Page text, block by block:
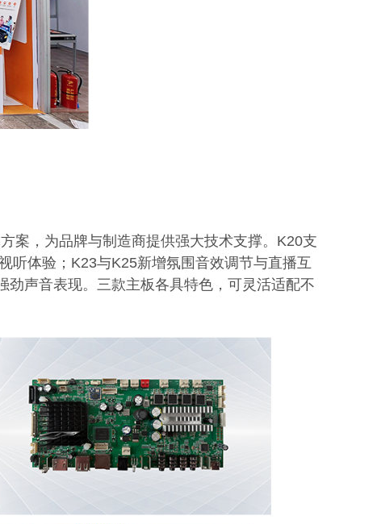
案，为品牌与制造商提供强大技术支撑。K20支
听体验；K23与K25新增氛围音效调节与直播互
声音表现。三款主板各具特色，可灵活适配不